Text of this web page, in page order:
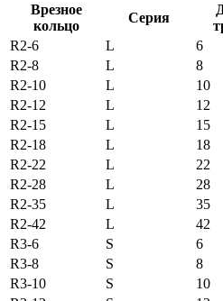
Врезное
кольцо
Серия
R2-6
L 6
R2-8
L 8
R2-10
L 10
R2-12
L 12
R2-15
L 15
R2-18
L 18
R2-22
L 22
R2-28
L 28
R2-35
L 35
R2-42
L 42
R3-6
S 6
R3-8
S 8
R3-10
S 10